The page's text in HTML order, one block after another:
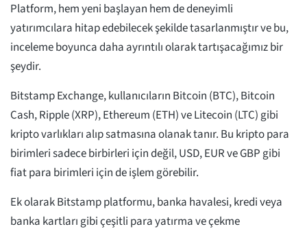
Platform, hem yeni başlayan hem de deneyimli
yatırımcılara hitap edebilecek şekilde tasarlanmıştır ve bu,
inceleme boyunca daha ayrıntılı olarak tartışacağımız bir
şeydir.
Bitstamp Exchange, kullanıcıların Bitcoin (BTC), Bitcoin
Cash, Ripple (XRP), Ethereum (ETH) ve Litecoin (LTC) gibi
kripto varlıkları alıp satmasına olanak tanır. Bu kripto para
birimleri sadece birbirleri için değil, USD, EUR ve GBP gibi
fiat para birimleri için de işlem görebilir.
Ek olarak Bitstamp platformu, banka havalesi, kredi veya
banka kartları gibi çeşitli para yatırma ve çekme